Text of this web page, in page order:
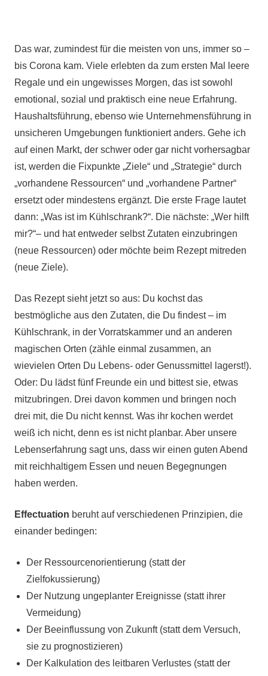
Das war, zumindest für die meisten von uns, immer so –
bis Corona kam. Viele erlebten da zum ersten Mal leere
Regale und ein ungewisses Morgen, das ist sowohl
emotional, sozial und praktisch eine neue Erfahrung.
Haushaltsführung, ebenso wie Unternehmensführung in
unsicheren Umgebungen funktioniert anders. Gehe ich
auf einen Markt, der schwer oder gar nicht vorhersagbar
ist, werden die Fixpunkte „Ziele“ und „Strategie“ durch
„vorhandene Ressourcen“ und „vorhandene Partner“
ersetzt oder mindestens ergänzt. Die erste Frage lautet
dann: „Was ist im Kühlschrank?“. Die nächste: „Wer hilft
mir?“– und hat entweder selbst Zutaten einzubringen
(neue Ressourcen) oder möchte beim Rezept mitreden
(neue Ziele).
Das Rezept sieht jetzt so aus: Du kochst das
bestmögliche aus den Zutaten, die Du findest – im
Kühlschrank, in der Vorratskammer und an anderen
magischen Orten (zähle einmal zusammen, an
wievielen Orten Du Lebens- oder Genussmittel lagerst!).
Oder: Du lädst fünf Freunde ein und bittest sie, etwas
mitzubringen. Drei davon kommen und bringen noch
drei mit, die Du nicht kennst. Was ihr kochen werdet
weiß ich nicht, denn es ist nicht planbar. Aber unsere
Lebenserfahrung sagt uns, dass wir einen guten Abend
mit reichhaltigem Essen und neuen Begegnungen
haben werden.
Effectuation beruht auf verschiedenen Prinzipien, die
einander bedingen:
Der Ressourcenorientierung (statt der
Zielfokussierung)
Der Nutzung ungeplanter Ereignisse (statt ihrer
Vermeidung)
Der Beeinflussung von Zukunft (statt dem Versuch,
sie zu prognostizieren)
Der Kalkulation des leitbaren Verlustes (statt der